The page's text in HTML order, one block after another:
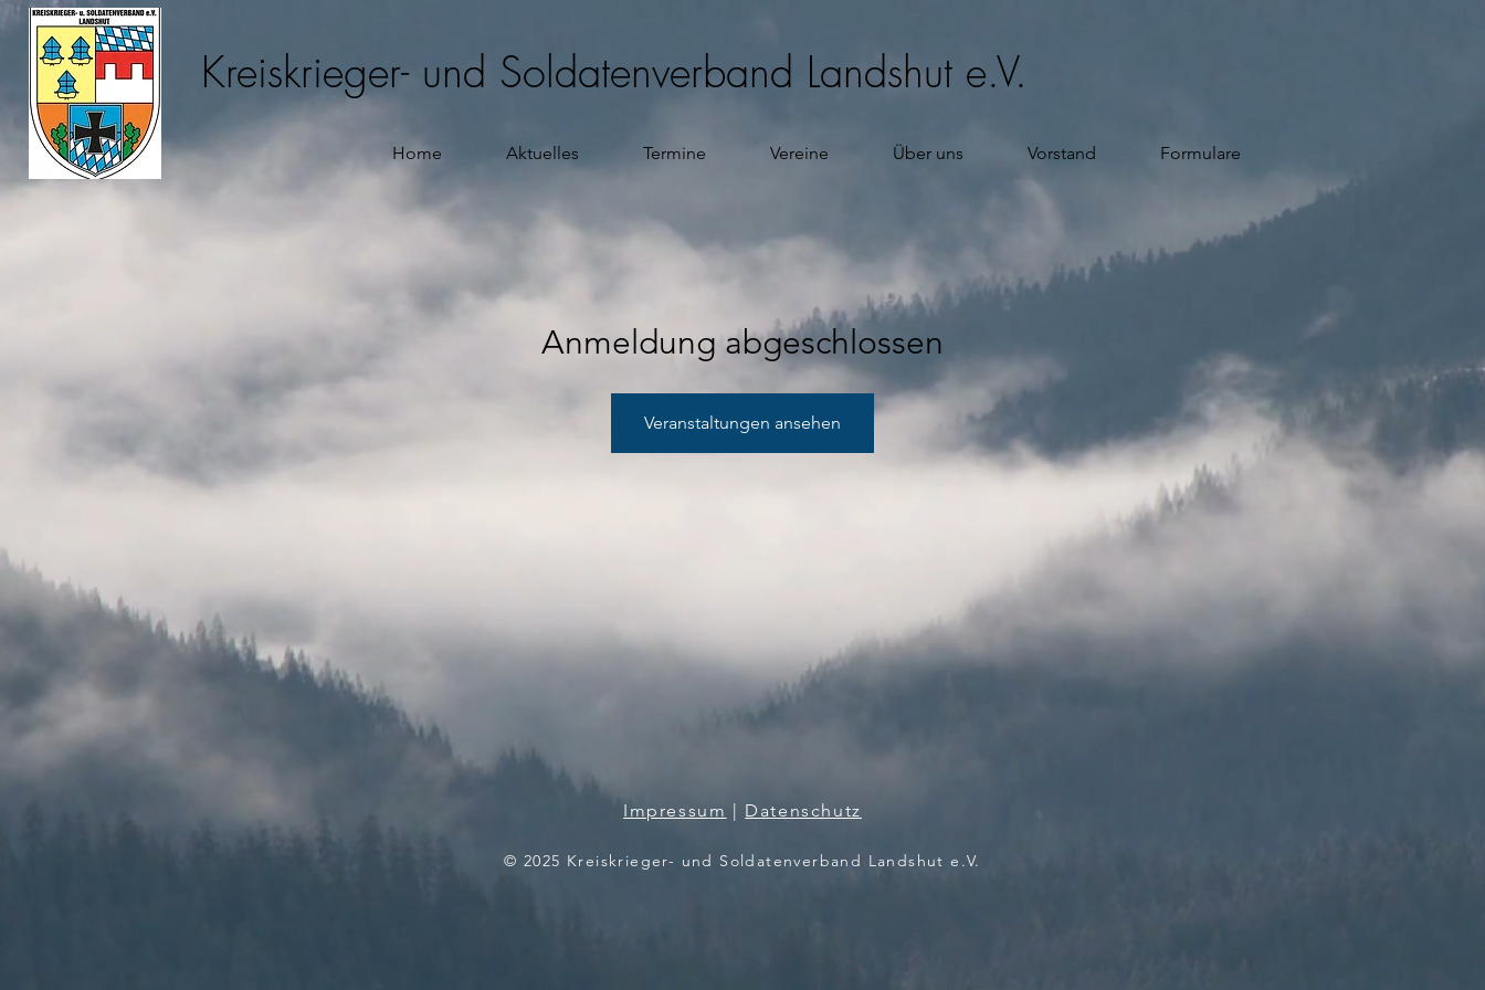
Kreiskrieger- und Soldatenverband Landshut e.V.
Home Aktuelles Termine Vereine Über uns Vorstand Formulare
Anmeldung abgeschlossen
Veranstaltungen ansehen
Impressum | Datenschutz
© 2025 Kreiskrieger- und Soldatenverband Landshut e.V.